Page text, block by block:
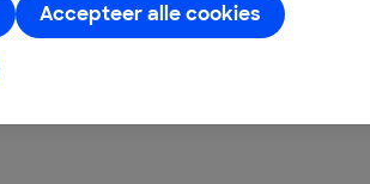
Accepteer alle cookies